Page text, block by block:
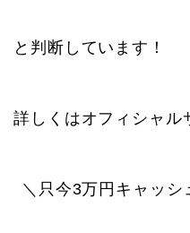
と判断しています！
詳しくはオフィシャル
＼只今3万円キャッ